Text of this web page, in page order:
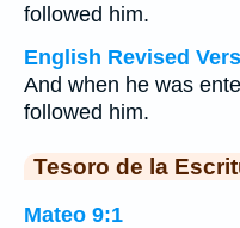
followed him.
English Revised
And when he was
followed him.
Tesoro de la
Mateo 9:1